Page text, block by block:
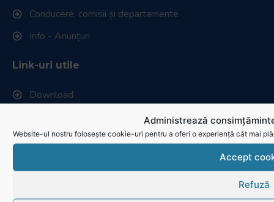
Administrează
Website-ul nostru folosește cookie-uri pentru a oferi o experiență cât mai
Accept
Refuză
Conducere, comisii și departamente
Info - Anunțuri
Link-uri utile
Download